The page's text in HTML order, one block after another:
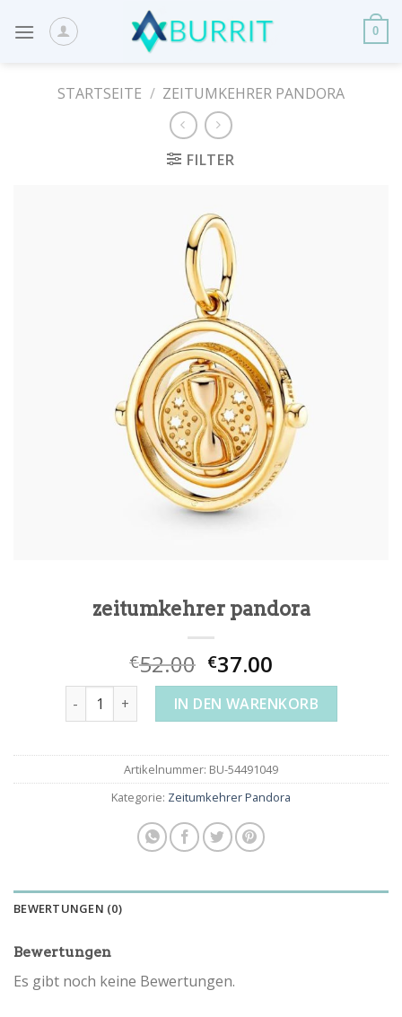
0
STARTSEITE / ZEITUMKEHRER PANDORA
FILTER
zeitumkehrer pandora
€52.00 €37.00
zeitumkehrer pandora Menge
IN DEN WARENKORB
Artikelnummer: BU-54491049
Kategorie: Zeitumkehrer Pandora
BEWERTUNGEN (0)
Bewertungen
Es gibt noch keine Bewertungen.